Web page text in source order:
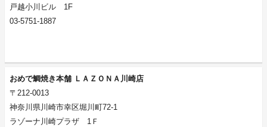
戸越小川ビル 1F
03-5751-1887
おめで鯛焼き本舗 ＬＡＺＯＮＡ川崎店
〒212-0013
神奈川県川崎市幸区堀川町72-1
ラゾーナ川崎プラザ 1Ｆ